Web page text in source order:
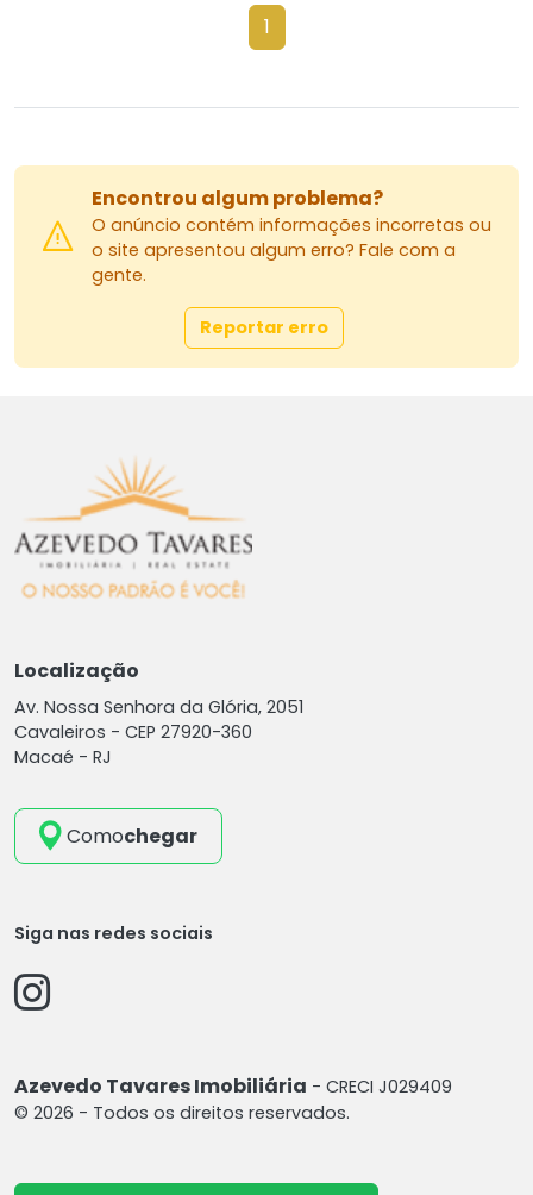
1
Encontrou algum problema?
O anúncio contém informações incorretas ou
o site apresentou algum erro? Fale com a
gente.
Reportar erro
Localização
Av. Nossa Senhora da Glória, 2051
Cavaleiros - CEP 27920-360
Macaé - RJ
Comochegar
Siga nas redes sociais
Azevedo Tavares Imobiliária - CRECI J029409
© 2026 - Todos os direitos reservados.